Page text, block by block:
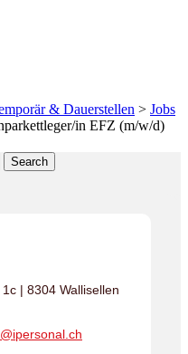
& Dauerstellen > Jobs
in EFZ (m/w/d)
Search
| 8304 Wallisellen